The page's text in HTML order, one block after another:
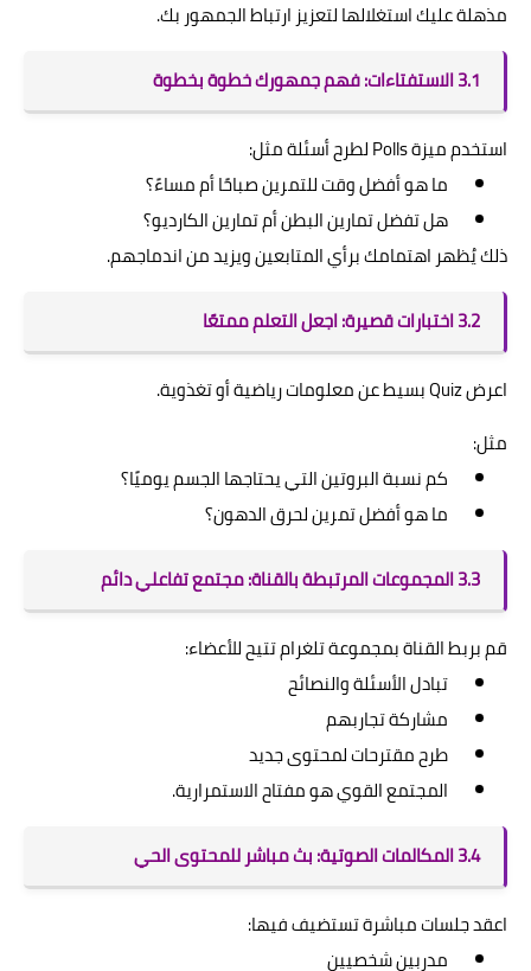
مذهلة عليك استغلالها لتعزيز ارتباط الجمهور بك.
3.1 الاستفتاءات: فهم جمهورك خطوة بخطوة
استخدم ميزة Polls لطرح أسئلة مثل:
ما هو أفضل وقت للتمرين صباحًا أم مساءً؟
هل تفضل تمارين البطن أم تمارين الكارديو؟
ذلك يُظهر اهتمامك برأي المتابعين ويزيد من اندماجهم.
3.2 اختبارات قصيرة: اجعل التعلم ممتعًا
اعرض Quiz بسيط عن معلومات رياضية أو تغذوية.
مثل:
كم نسبة البروتين التي يحتاجها الجسم يوميًا؟
ما هو أفضل تمرين لحرق الدهون؟
3.3 المجموعات المرتبطة بالقناة: مجتمع تفاعلي دائم
قم بربط القناة بمجموعة تلغرام تتيح للأعضاء:
تبادل الأسئلة والنصائح
مشاركة تجاربهم
طرح مقترحات لمحتوى جديد
المجتمع القوي هو مفتاح الاستمرارية.
3.4 المكالمات الصوتية: بث مباشر للمحتوى الحي
اعقد جلسات مباشرة تستضيف فيها:
مدربين شخصيين